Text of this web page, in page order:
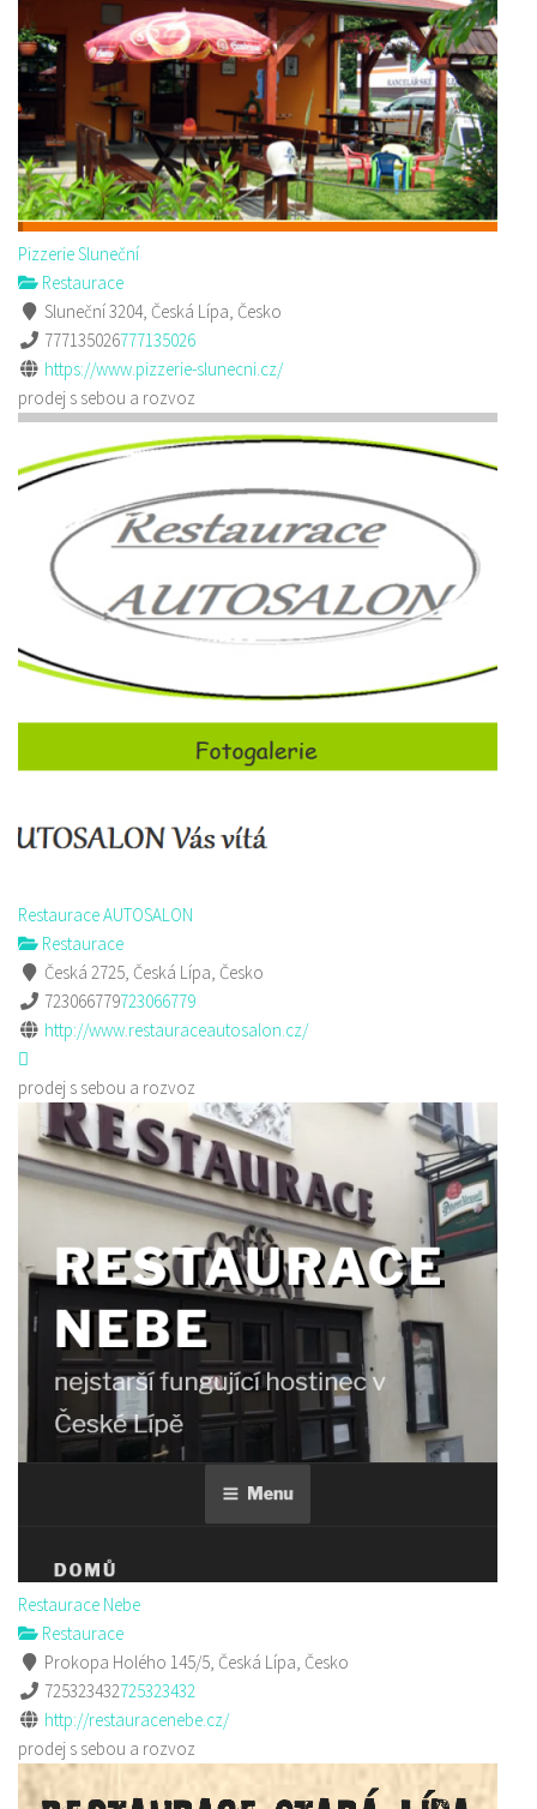
Pizzerie Sluneční
Restaurace
Sluneční 3204, Česká Lípa, Česko
777135026777135026
https://www.pizzerie-slunecni.cz/
prodej s sebou a rozvoz
Restaurace AUTOSALON
Restaurace
Česká 2725, Česká Lípa, Česko
723066779723066779
http://www.restauraceautosalon.cz/
prodej s sebou a rozvoz
Restaurace Nebe
Restaurace
Prokopa Holého 145/5, Česká Lípa, Česko
725323432725323432
http://restauracenebe.cz/
prodej s sebou a rozvoz